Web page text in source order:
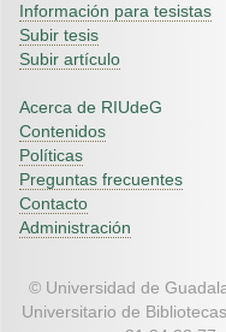
Información para tesistas
Subir tesis
Subir artículo
Acerca de RIUdeG
Contenidos
Políticas
Preguntas frecuentes
Contacto
Administración
© Universidad de
Universitario de